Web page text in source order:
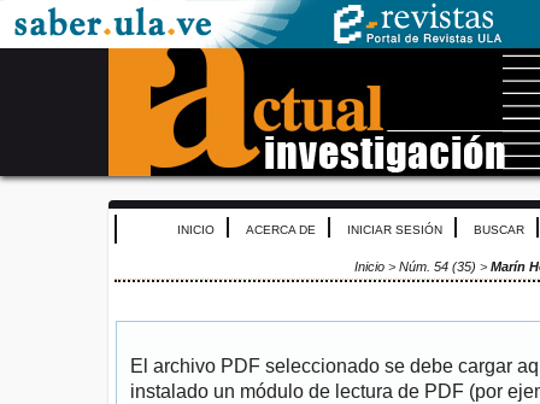
INICIO ACERCA DE INICIAR SESIÓN BUSCAR
Inicio > Núm. 54 (35) > Marín
El archivo PDF seleccionado se debe cargar
instalado un módulo de lectura de PDF (por